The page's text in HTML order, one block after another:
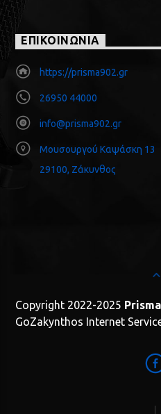
ΕΠΙΚΟΙΝΩΝΙΑ
https://prisma902.gr
26950 44000
info@prisma902.gr
Μουσουργού Καψάσκη 13
29100, Ζάκυνθος
Copyright 2022-2025
GoZakynthos Internet